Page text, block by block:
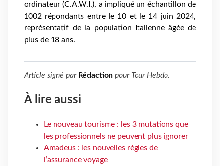
ordinateur (C.A.W.I.), a impliqué un échantillon de
1002 répondants entre le 10 et le 14 juin 2024,
représentatif de la population Italienne âgée de
plus de 18 ans.
Article signé par Rédaction pour Tour Hebdo.
À lire aussi
Le nouveau tourisme : les 3 mutations que
les professionnels ne peuvent plus ignorer
Amadeus : les nouvelles règles de
l’assurance voyage